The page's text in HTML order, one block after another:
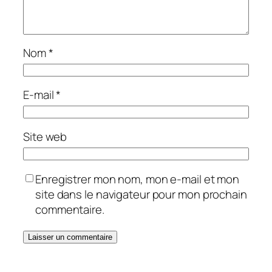
Nom*
E-mail*
Site web
Enregistrer mon nom, mon e-mail et mon
site dans le navigateur pour mon prochain
commentaire.